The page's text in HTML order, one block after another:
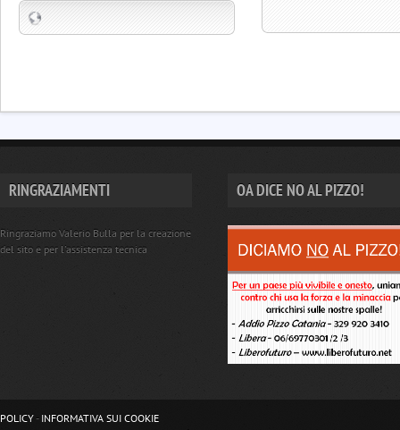
RINGRAZIAMENTI
Ringraziamo Valerio Bulla per la creazione
del sito e per l'assistenza tecnica
OA DICE NO AL PIZZO!
POLICY- INFORMATIVA SUI COOKIE